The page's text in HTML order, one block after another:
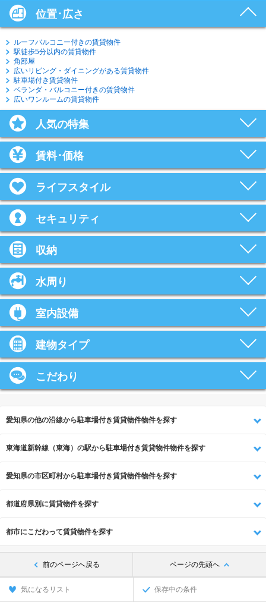
位置･広さ
ルーフバルコニー付きの賃貸物件
駅徒歩5分以内の賃貸物件
角部屋
広いリビング・ダイニングがある賃貸物件
駐車場付き賃貸物件
ベランダ・バルコニー付きの賃貸物件
広いワンルームの賃貸物件
人気の特集
賃料･価格
ライフスタイル
セキュリティ
収納
水周り
室内設備
建物タイプ
こだわり
愛知県の他の沿線から駐車場付き賃貸物件物件を探す
東海道新幹線（東海）の駅から駐車場付き賃貸物件物件を探す
愛知県の市区町村から駐車場付き賃貸物件物件を探す
都道府県別に賃貸物件を探す
都市にこだわって賃貸物件を探す
前のページへ戻る ページの先頭へ
気になるリスト 保存中の条件